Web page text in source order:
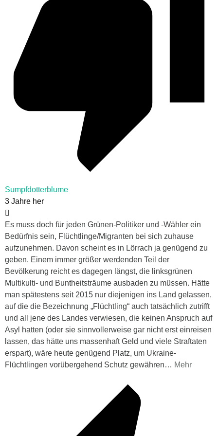
Sumpfdotterblume
3 Jahre her
Es muss doch für jeden Grünen-Politiker und -Wähler ein
Bedürfnis sein, Flüchtlinge/Migranten bei sich zuhause
aufzunehmen. Davon scheint es in Lörrach ja genügend zu
geben. Einem immer größer werdenden Teil der
Bevölkerung reicht es dagegen längst, die linksgrünen
Multikulti- und Buntheitsträume ausbaden zu müssen. Hätte
man spätestens seit 2015 nur diejenigen ins Land gelassen,
auf die die Bezeichnung „Flüchtling“ auch tatsächlich zutrifft
und all jene des Landes verwiesen, die keinen Anspruch auf
Asyl hatten (oder sie sinnvollerweise gar nicht erst einreisen
lassen, das hätte uns massenhaft Geld und viele Straftaten
erspart), wäre heute genügend Platz, um Ukraine-
Flüchtlingen vorübergehend Schutz gewähren… Mehr